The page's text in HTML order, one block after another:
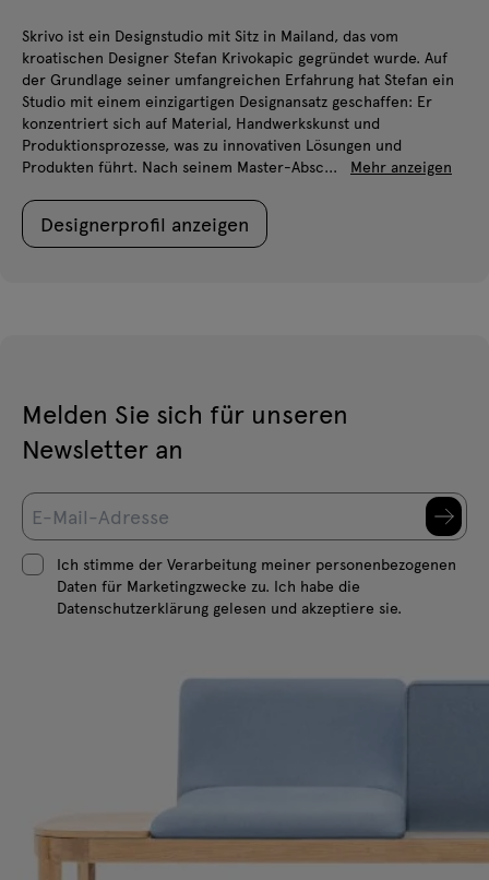
Skrivo ist ein Designstudio mit Sitz in Mailand, das vom
kroatischen Designer Stefan Krivokapic gegründet wurde. Auf
der Grundlage seiner umfangreichen Erfahrung hat Stefan ein
Studio mit einem einzigartigen Designansatz geschaffen: Er
konzentriert sich auf Material, Handwerkskunst und
Produktionsprozesse, was zu innovativen Lösungen und
Produkten führt. Nach seinem Master-Absc...
Mehr anzeigen
Designerprofil anzeigen
Melden Sie sich für unseren
Newsletter an
Ich stimme der Verarbeitung meiner personenbezogenen
Daten für Marketingzwecke zu. Ich habe die
Datenschutzerklärung gelesen und akzeptiere sie.